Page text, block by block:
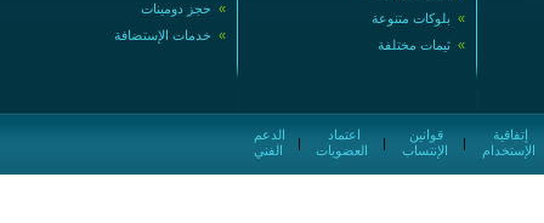
» حجز دومينات
» خدمات الإستضافة
» بلوكات متنوعة
» ثيمات مختلفة
الفني
|
العضويات
|
الإنتساب
|
الإستخدام